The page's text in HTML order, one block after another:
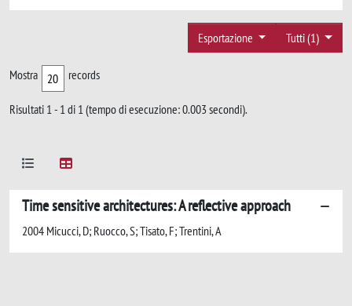
Tutti (1)
Esportazione
Mostra records
Risultati 1 - 1 di 1 (tempo di esecuzione: 0.003 secondi).
Time sensitive architectures: A reflective approach
2004 Micucci, D; Ruocco, S; Tisato, F; Trentini, A